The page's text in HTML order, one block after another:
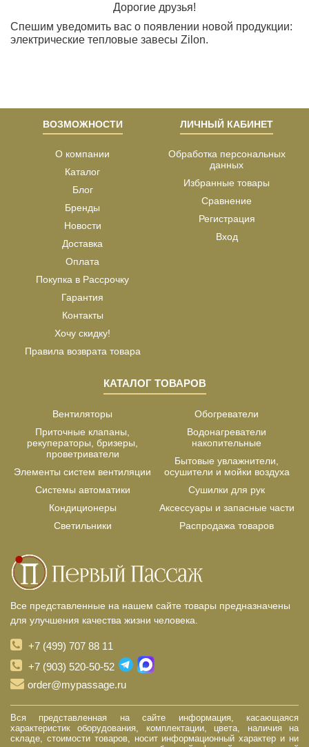
Дорогие друзья!
Спешим уведомить вас о появлении новой продукции:
электрические тепловые завесы Zilon.
ВОЗМОЖНОСТИ
О компании
Каталог
Блог
Бренды
Новости
Доставка
Оплата
Покупка в Рассрочку
Гарантия
Контакты
Хочу скидку!
Правила возврата товара
ЛИЧНЫЙ КАБИНЕТ
Обработка персональных
данных
Избранные товары
Сравнение
Регистрация
Вход
КАТАЛОГ ТОВАРОВ
Вентиляторы
Приточные клапаны,
рекуператоры, бризеры,
проветриватели
Элементы систем вентиляции
Системы автоматики
Кондиционеры
Светильники
Обогреватели
Водонагреватели
накопительные
Бытовые увлажнители,
осушители и мойки воздуха
Сушилки для рук
Аксессуары и запасные части
Распродажа товаров
Все представленные на нашем сайте товары предназначены
для улучшения качества жизни человека.
+7 (499) 707 88 11
+7 (903) 520-50-52
order@mypassage.ru
Вся представленная на сайте информация, касающаяся
характеристик оборудования, комплектации, цвета, наличия на
складе, стоимости товаров, носит информационный характер и ни